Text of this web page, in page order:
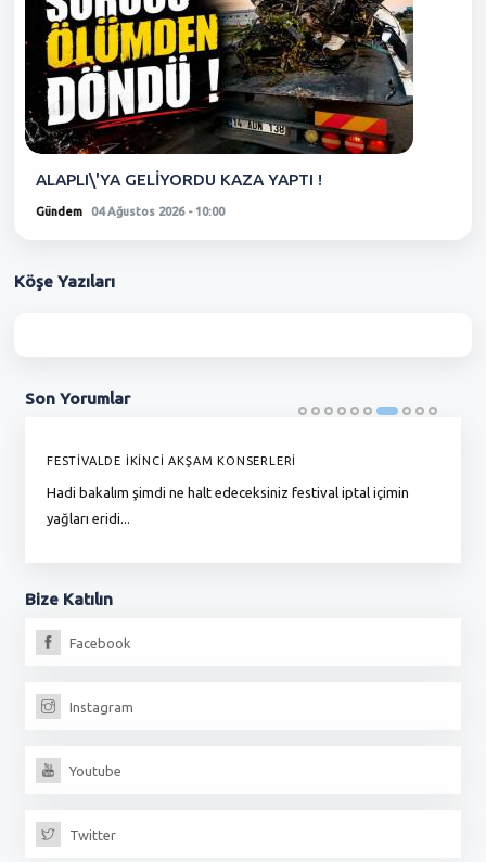
ALAPLI\'YA GELİYORDU KAZA YAPTI !
Gündem 04 Ağustos 2026 - 10:00
Köşe Yazıları
Son Yorumlar
FESTİVALDE İKİNCİ AKŞAM KONSERLERİ
Hadi bakalım şimdi ne halt edeceksiniz festival iptal içimin
yağları eridi...
Bize Katılın
Facebook
Instagram
Youtube
Twitter